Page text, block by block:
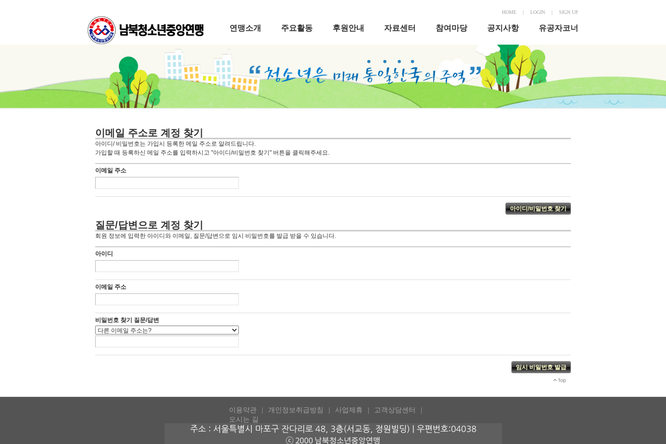
HOME | LOGIN | SIGN UP
연맹소개 주요활동 후원안내 자료센터 참여마당 공지사항 유공자코너
이메일 주소로 계정 찾기
아이디/ 비밀번호는 가입시 등록한 메일 주소로 알려드립니다.
가입할 때 등록하신 메일 주소를 입력하시고 "아이디/비밀번호 찾기" 버튼을 클릭해주세요.
이메일 주소
질문/답변으로 계정 찾기
회원 정보에 입력한 아이디와 이메일, 질문/답변으로 임시 비밀번호를 발급 받을 수 있습니다.
아이디
이메일 주소
비밀번호 찾기 질문/답변
이용약관 개인정보취급방침 사업제휴
고객상담센터
오시는 길